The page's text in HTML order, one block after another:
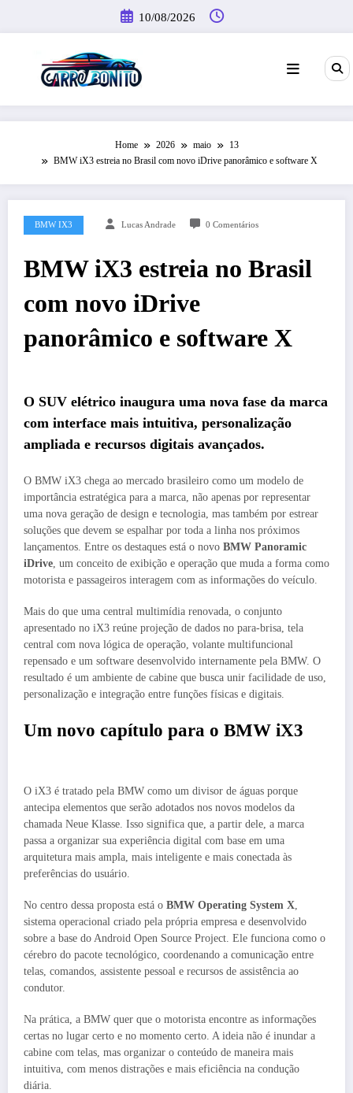
o
10/08/2026
Home 2026 maio
13
BMW iX3 estreia no Brasil com novo iDrive panorâmico e software X
BMW IX3 Lucas Andrade 0 Comentários
BMW iX3 estreia no Brasil
com novo iDrive
panorâmico e software X
O SUV elétrico inaugura uma nova fase da marca
com interface mais intuitiva, personalização
ampliada e recursos digitais avançados.
O BMW iX3 chega ao mercado brasileiro como um modelo de
importância estratégica para a marca, não apenas por representar
uma nova geração de design e tecnologia, mas também por estrear
soluções que devem se espalhar por toda a linha nos próximos
lançamentos. Entre os destaques está o novo BMW Panoramic
iDrive, um conceito de exibição e operação que muda a forma como
motorista e passageiros interagem com as informações do veículo.
Mais do que uma central multimídia renovada, o conjunto
apresentado no iX3 reúne projeção de dados no para-brisa, tela
central com nova lógica de operação, volante multifuncional
repensado e um software desenvolvido internamente pela BMW. O
resultado é um ambiente de cabine que busca unir facilidade de uso,
personalização e integração entre funções físicas e digitais.
Um novo capítulo para o BMW iX3
O iX3 é tratado pela BMW como um divisor de águas porque
antecipa elementos que serão adotados nos novos modelos da
chamada Neue Klasse. Isso significa que, a partir dele, a marca
passa a organizar sua experiência digital com base em uma
arquitetura mais ampla, mais inteligente e mais conectada às
preferências do usuário.
No centro dessa proposta está o BMW Operating System X,
sistema operacional criado pela própria empresa e desenvolvido
sobre a base do Android Open Source Project. Ele funciona como o
cérebro do pacote tecnológico, coordenando a comunicação entre
telas, comandos, assistente pessoal e recursos de assistência ao
condutor.
Na prática, a BMW quer que o motorista encontre as informações
certas no lugar certo e no momento certo. A ideia não é inundar a
cabine com telas, mas organizar o conteúdo de maneira mais
intuitiva, com menos distrações e mais eficiência na condução
diária.